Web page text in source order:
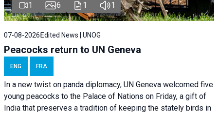
1 6 1 1
07-08-2026 Edited News | UNOG
Peacocks return to UN Geneva
ENG FRA
In a new twist on panda diplomacy, UN Geneva welcomed five
young peacocks to the Palace of Nations on Friday, a gift of
India that preserves a tradition of keeping the stately birds in